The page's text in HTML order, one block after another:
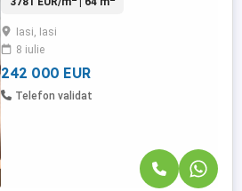
oferind un spațiu generos, luminos și bine
renovată, beneficiind de finisaje moderne
și materiale de calitate, astfel încât viitorul
proprietar ...
Iasi, Iasi
8 iulie
242 000 EUR
Telefon validat